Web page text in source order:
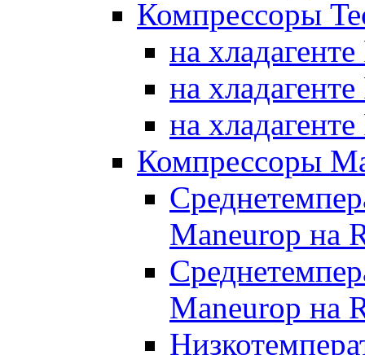
Компрессоры
на
на
на
Компрессоры
Maneurop на
Maneurop на